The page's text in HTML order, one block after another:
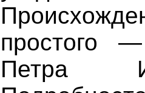
простого
Петра